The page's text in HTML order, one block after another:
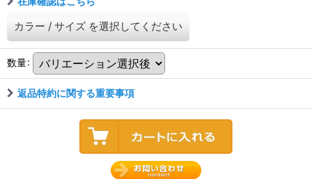
カラー / サイズ を選択してください
数量:
返品特約に関する重要事項